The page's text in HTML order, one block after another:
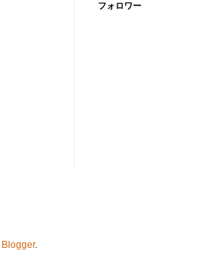
フォロワー
Blogger.